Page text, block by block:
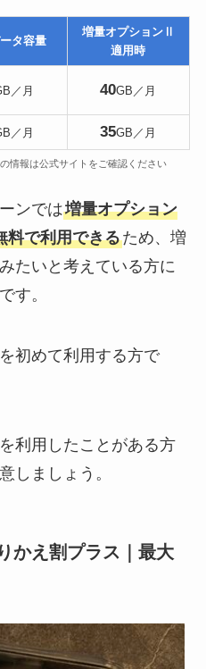
タ容量
増量オプションⅡ
適用時
／月 40GB／月
／月 35GB／月
情報は公式サイトをご確認ください
ンでは増量オプション
で利用できるため、増
たいと考えている方に
す。
初めて利用する方で
利用したことがある方
しましょう。
かえ割プラス｜最大